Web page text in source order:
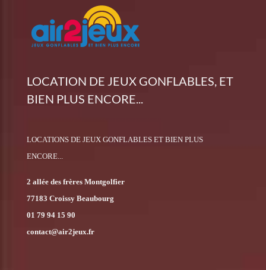
LOCATION DE JEUX GONFLABLES, ET
BIEN PLUS ENCORE...
LOCATIONS DE JEUX GONFLABLES ET BIEN PLUS
ENCORE...
2 allée des frères Montgolfier
77183 Croissy Beaubourg
01 79 94 15 90
contact@air2jeux.fr